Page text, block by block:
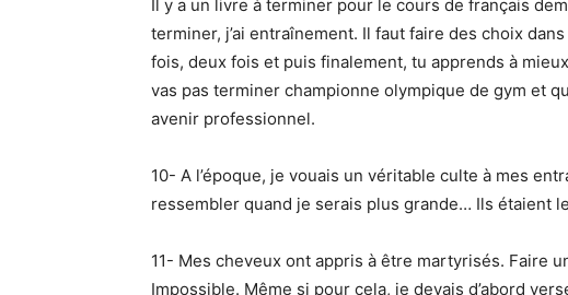
Il y a un livre à terminer pour le cours de français
terminer, j’ai entraînement. Il faut faire des choix
fois, deux fois et puis finalement, tu apprends à
vas pas terminer championne olympique de gym et
avenir professionnel.
10- A l’époque, je vouais un véritable culte à mes
ressembler quand je serais plus grande… Ils étaient
11- Mes cheveux ont appris à être martyrisés. Faire
Impossible. Même si pour cela, je devais d’abord